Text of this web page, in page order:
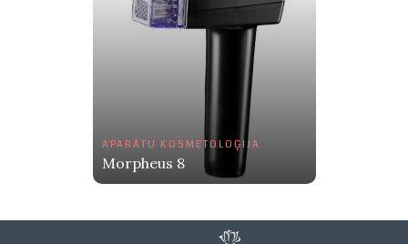
APARĀTU KOSMETOLOĢIJA
Morpheus 8